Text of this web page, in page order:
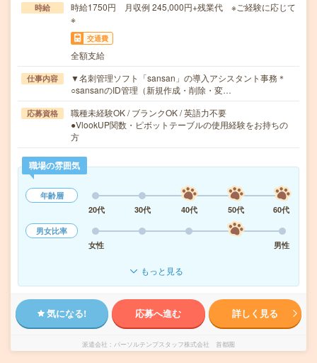
時給
時給1750円 月収例 245,000円+残業代 ※ご経験に応じて
※
交通費
全額支給
仕事内容
▼名刺管理ソフト「sansan」の導入アシスタント事務＊
○sansanのID管理（新規作成・削除・変…
応募資格
職種未経験OK / ブランクOK / 英語力不要
●VlookUP関数・ピボットテーブルの使用経験をお持ちの
方
職場の雰囲気
年齢層
20代
30代 40代 50代
60代
男女比率
女性
男性
もっと見る
気になる! 応募へ進む 詳しく見る
派遣会社 パーソルテンプスタッフ株式会社 首都圏